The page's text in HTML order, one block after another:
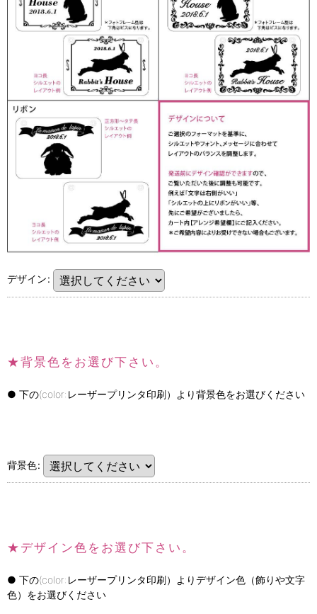
デザイン:
★背景色をお選び下さい。
● 下の(color:レーザープリンタ印刷）より背景色をお選びください
背景色:
★ デザイン色をお選び下さい。
● 下の(color:レーザープリンタ印刷）よりデザイン色（飾りや文字
色）をお選びください